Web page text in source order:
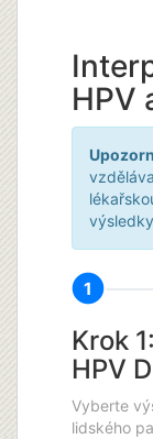
HPV
1
Krok
HPV
Vyberte
lidského